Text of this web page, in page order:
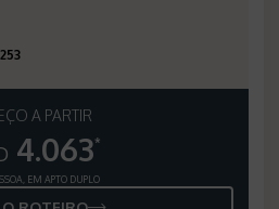
253
A PARTIR
4.063*
EM APTO DUPLO